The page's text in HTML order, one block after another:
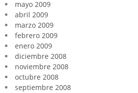
mayo 2009
abril 2009
marzo 2009
febrero 2009
enero 2009
diciembre 2008
noviembre 2008
octubre 2008
septiembre 2008